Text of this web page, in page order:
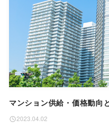
マンション供給・価格動向
2023.04.02